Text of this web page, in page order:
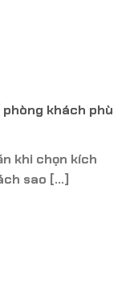
khách phù
khi chọn kích
sao [...]